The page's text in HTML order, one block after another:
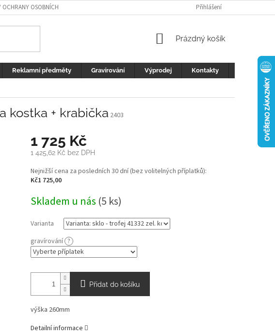
OSOBNÍCH ÚDAJŮ REKLAMACE
Přihlášení
NÁKUPNÍ
Prázdný košík
Reklamní předměty Gravírování Výprodej Kontakty
kostka + krabička 2403
1 725 Kč
1 425,62 Kč bez DPH
Měrná
cena:
Nejnižší cena za posledních 30 dní (bez volitelných příplatků):
Kč1 725,00
Skladem u nás (5 ks)
Varianta
gravírování ?
Přidat do košíku
výška 260mm
Detailní informace